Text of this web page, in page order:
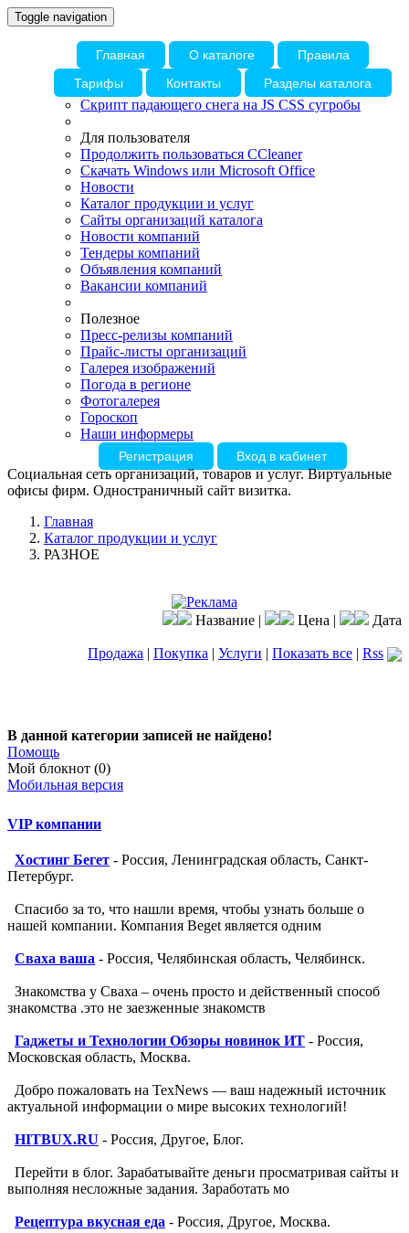
Toggle navigation
Главная О каталоге
Правила
Тарифы
Контакты Разделы каталога
Скрипт падающего снега на JS CSS сугробы
Для пользователя
Продолжить пользоваться CCleaner
Скачать Windows или Microsoft Office
Новости
Каталог продукции и услуг
Сайты организаций каталога
Новости компаний
Тендеры компаний
Объявления компаний
Вакансии компаний
Полезное
Пресс-релизы компаний
Прайс-листы организаций
Галерея изображений
Погода в регионе
Фотогалерея
Гороскоп
Наши информеры
Регистрация Вход в кабинет
Социальная сеть организаций, товаров и услуг. Виртуальные
офисы фирм. Одностраничный сайт визитка.
Главная
Каталог продукции и услуг
РАЗНОЕ
Название | Цена | Дата
Продажа | Покупка | Услуги | Показать все | Rss
В данной категории записей не найдено!
Помощь
Мой блокнот (0)
Мобильная версия
VIP компании
Хостинг Бегет - Россия, Ленинградская область, Санкт-
Петербург.
Спасибо за то, что нашли время, чтобы узнать больше о
нашей компании. Компания Beget является одним
Сваха ваша - Россия, Челябинская область, Челябинск.
Знакомства у Сваха – очень просто и действенный способ
знакомства .это не заезженные знакомств
Гаджеты и Технологии Обзоры новинок ИТ - Россия,
Московская область, Москва.
Добро пожаловать на TexNews — ваш надежный источник
актуальной информации о мире высоких технологий!
HITBUX.RU - Россия, Другое, Блог.
Перейти в блог. Зарабатывайте деньги просматривая сайты и
выполняя несложные задания. Заработать мо
Рецептура вкусная еда - Россия, Другое, Москва.